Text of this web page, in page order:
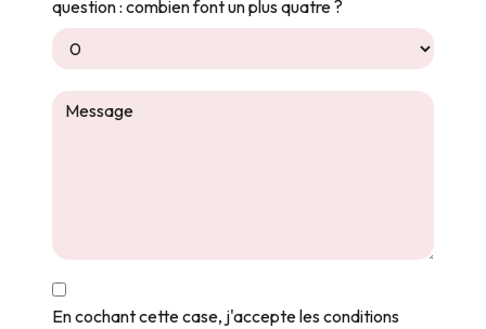
question : combien font un plus quatre ?
En cochant cette case, j'accepte les conditions